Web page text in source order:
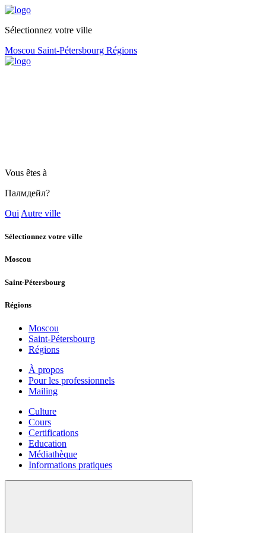
Sélectionnez votre ville
Moscou Saint-Pétersbourg Régions
Vous êtes à
Палмдейл?
Oui Autre ville
Sélectionnez votre ville
Moscou
Saint-Pétersbourg
Régions
Moscou
Saint-Pétersbourg
Régions
À propos
Pour les professionnels
Mailing
Culture
Cours
Certifications
Education
Médiathèque
Informations pratiques